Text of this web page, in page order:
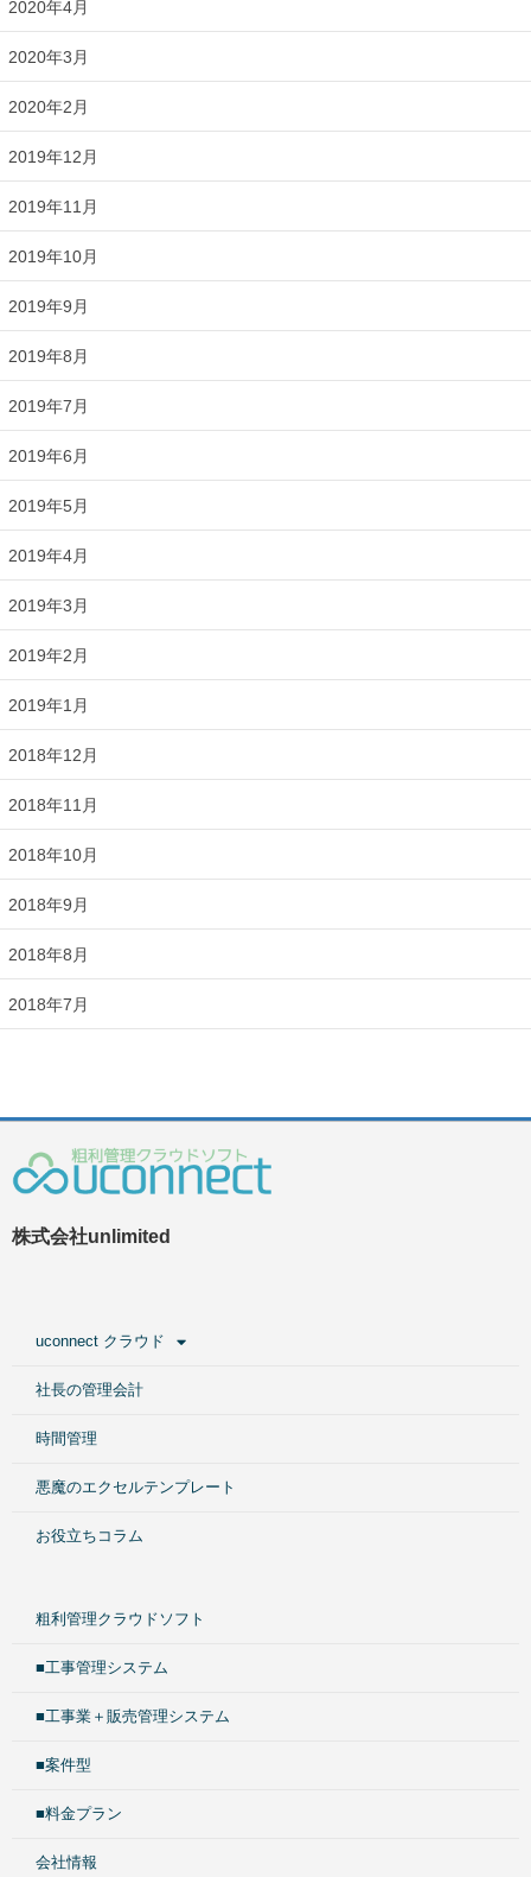
2020年4月
2020年3月
2020年2月
2019年12月
2019年11月
2019年10月
2019年9月
2019年8月
2019年7月
2019年6月
2019年5月
2019年4月
2019年3月
2019年2月
2019年1月
2018年12月
2018年11月
2018年10月
2018年9月
2018年8月
2018年7月
株式会社unlimited
uconnect クラウド
社長の管理会計
時間管理
悪魔のエクセルテンプレート
お役立ちコラム
粗利管理クラウドソフト
■工事管理システム
■工事業＋販売管理システム
■案件型
■料金プラン
会社情報